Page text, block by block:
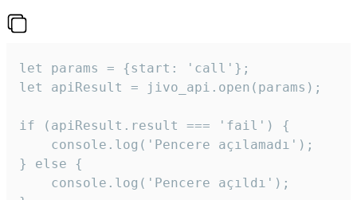
let params = {start: 'call'};
let apiResult = jivo_api.open(params);
if (apiResult.result === 'fail') {
    console.log('Pencere açılamadı');
} else {
    console.log('Pencere açıldı');